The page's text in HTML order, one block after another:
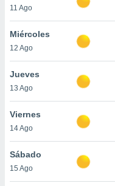
de
11 Ago
Miércoles
12 Ago
Jueves
13 Ago
Viernes
14 Ago
Sábado
15 Ago